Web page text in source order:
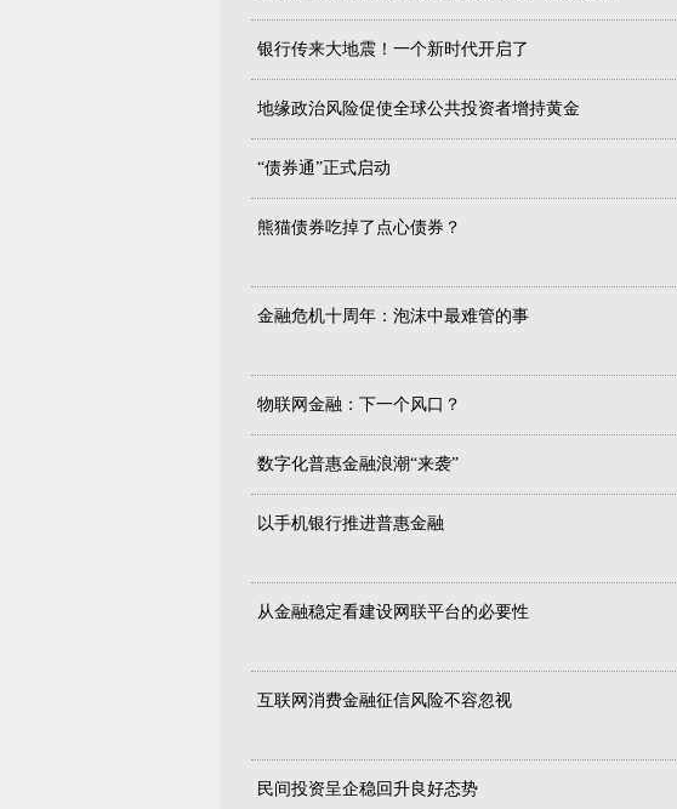
银行传来大地震！一个新时代开启了
地缘政治风险促使全球公共投资者增持黄金
“债券通”正式启动
熊猫债券吃掉了点心债券？
金融危机十周年：泡沫中最难管的事
物联网金融：下一个风口？
数字化普惠金融浪潮“来袭”
以手机银行推进普惠金融
从金融稳定看建设网联平台的必要性
互联网消费金融征信风险不容忽视
民间投资呈企稳回升良好态势